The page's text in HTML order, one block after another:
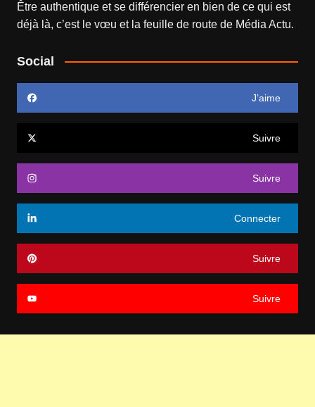
Être authentique et se différencier en bien de ce qui est
déjà là, c’est le vœu et la feuille de route de Média Actu.
Social
J’aime
Suivre
Suivre
Connecter
Suivre
Suivre